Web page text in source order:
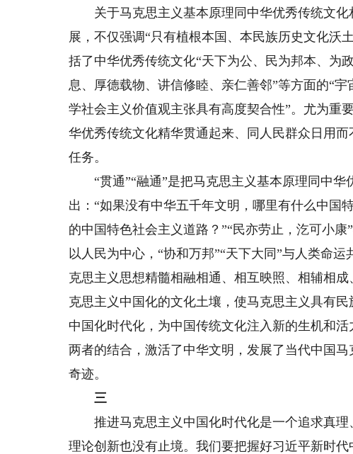
关于马克思主义基本原理同中华优秀传统文化
展，不仅强调“只有植根本国、本民族历史文化沃
括了中华优秀传统文化“天下为公、民为邦本、为
息、厚德载物、讲信修睦、亲仁善邻”等方面的“
学社会主义价值观主张具有高度契合性”。尤为重
华优秀传统文化精华贯通起来、同人民群众日用
任务。
“贯通”“融通”是把马克思主义基本原理同中华
出：“如果没有中华五千年文明，哪里有什么中国
的中国特色社会主义道路？”“民亦劳止，汔可小
以人民为中心，“协和万邦”“天下大同”与人类命
克思主义思想精髓相融相通、相互映照、相辅相
克思主义中国化的文化土壤，使马克思主义具有
中国化时代化，为中国传统文化注入新的生机和
两者的结合，激活了中华文明，发展了当代中国
奇迹。
三
推进马克思主义中国化时代化是一个追求真理
理论创新也没有止境。我们要把握好习近平新时